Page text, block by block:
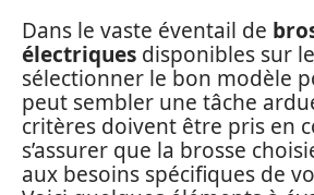
Dans le vaste éventail de
électriques disponibles sur
sélectionner le bon modèle
peut sembler une tâche
critères doivent être pris en
s’assurer que la brosse
aux besoins spécifiques de